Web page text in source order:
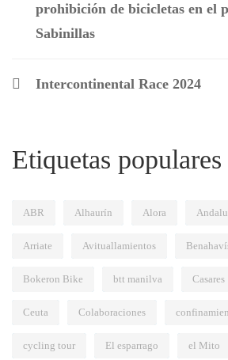
prohibición de bicicletas en el
Sabinillas
Intercontinental Race 2024
Etiquetas populares
ABR Alhaurín Alora
Arriate Avituallamientos
Bokeron Bike btt manilva Casares
Ceuta Colaboraciones
cycling tour El esparrago el Mito